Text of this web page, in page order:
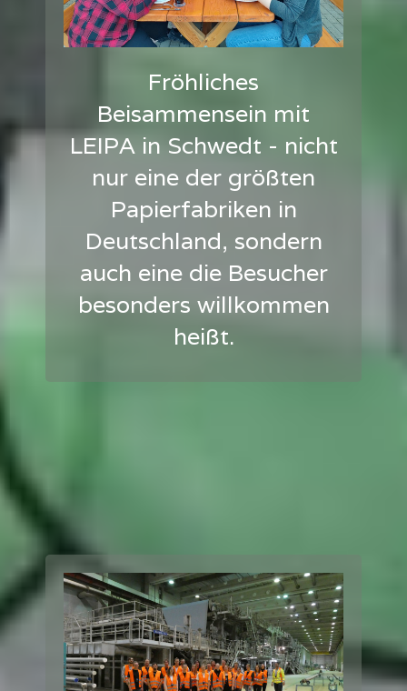
Fröhliches
Beisammensein mit
LEIPA in Schwedt - nicht
nur eine der größten
Papierfabriken in
Deutschland, sondern
auch eine die Besucher
besonders willkommen
heißt.